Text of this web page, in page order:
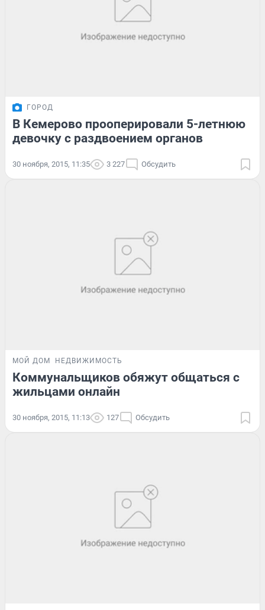
ГОРОД
В Кемерово прооперировали 5-летнюю
девочку с раздвоением органов
30 ноября, 2015, 11:35 3 227 Обсудить
МОЙ ДОМ НЕДВИЖИМОСТЬ
Коммунальщиков обяжут общаться с
жильцами онлайн
30 ноября, 2015, 11:13 127 Обсудить